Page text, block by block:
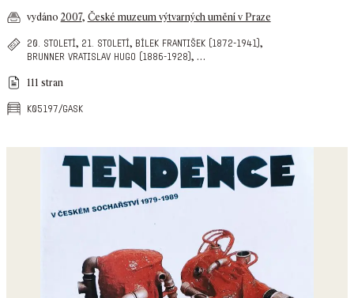
vydáno 2007, České muzeum výtvarných umění v Praze
20. století, 21. století, bílek františek (1872-1941) ,
brunner vratislav hugo (1886-1928) , …
111 stran
k05197/gask